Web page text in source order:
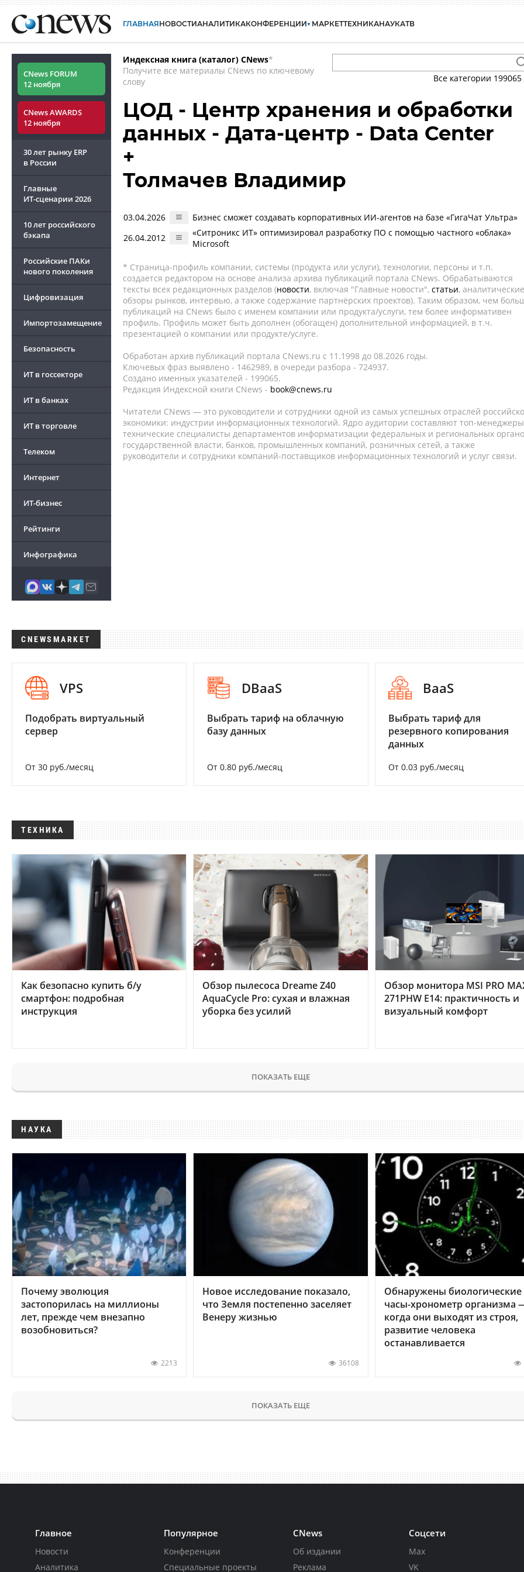
ГЛАВНАЯНОВОСТИАНАЛИТИКАКОНФЕРЕНЦИИ МАРКЕТТЕХНИКАНАУКАТВ
CNews FORUM
12 ноября
CNews AWARDS
12 ноября
30 лет рынку ERP
в России
Главные
ИТ-сценарии 2026
10 лет российского
бэкапа
Российские ПАКи
нового поколения
Цифровизация
Импортозамещение
Безопасность
ИТ в госсекторе
ИТ в банках
ИТ в торговле
Телеком
Интернет
ИТ-бизнес
Рейтинги
Инфографика
Индексная книга (каталог) CNews*
Получите все материалы CNews по ключевому
слову
Все категории 199065
ЦОД - Центр хранения и обработки
данных - Дата-центр - Data Center
+
Толмачев Владимир
03.04.2026
Бизнес сможет создавать корпоративных ИИ-агентов на базе «ГигаЧат Ультра»
26.04.2012
«Ситроникс ИТ» оптимизировал разработку ПО с помощью частного «облака»
Microsoft
* Страница-профиль компании, системы (продукта или услуги), технологии, персоны и т.п.
создается редактором на основе анализа архива публикаций портала CNews. Обрабатываются
тексты всех редакционных разделов (новости, включая "Главные новости", статьи, аналитические
обзоры рынков, интервью, а также содержание партнёрских проектов). Таким образом, чем
публикаций на CNews было с именем компании или продукта/услуги, тем более информативен
профиль. Профиль может быть дополнен (обогащен) дополнительной информацией, в т.ч.
презентацией о компании или продукте/услуге.
Обработан архив публикаций портала CNews.ru c 11.1998 до 08.2026 годы.
Ключевых фраз выявлено - 1462989, в очереди разбора - 724937.
Создано именных указателей - 199065.
Редакция Индексной книги CNews - book@cnews.ru
Читатели CNews — это руководители и сотрудники одной из самых успешных отраслей
экономики: индустрии информационных технологий. Ядро аудитории составляют топ-
технические специалисты департаментов информатизации федеральных и региональных
государственной власти, банков, промышленных компаний, розничных сетей, а также
руководители и сотрудники компаний-поставщиков информационных технологий и услуг связи.
CNEWSMARKET
VPS
Подобрать виртуальный
сервер
От 30 руб./месяц
DBaaS
Выбрать тариф на облачную
базу данных
От 0.80 руб./месяц
BaaS
Выбрать тариф для
резервного копирования
данных
От 0.03 руб./месяц
ТЕХНИКА
Как безопасно купить б/у
смартфон: подробная
инструкция
Обзор пылесоса Dreame Z40
AquaCycle Pro: сухая и влажная
уборка без усилий
Обзор монитора MSI PRO
271PHW E14: практичность и
визуальный комфорт
ПОКАЗАТЬ ЕЩЕ
НАУКА
Почему эволюция
застопорилась на миллионы
лет, прежде чем внезапно
возобновиться?
2213
Новое исследование показало,
что Земля постепенно заселяет
Венеру жизнью
36108
Обнаружены биологические
часы-хронометр организма
когда они выходят из строя,
развитие человека
останавливается
ПОКАЗАТЬ ЕЩЕ
Главное
Новости
Аналитика
Популярное
Конференции
Специальные проекты
CNews
Об издании
Реклама
Соцсети
Max
VK